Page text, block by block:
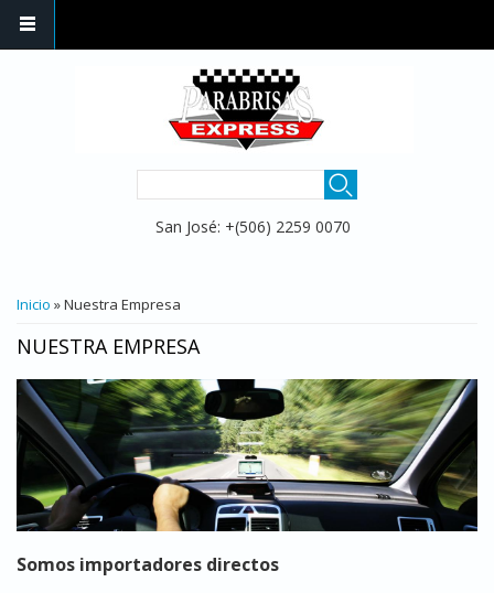
BÚSQUEDA
San José: +(506) 2259 0070
USTED ESTÁ AQUÍ
Inicio » Nuestra Empresa
NUESTRA EMPRESA
Somos importadores directos